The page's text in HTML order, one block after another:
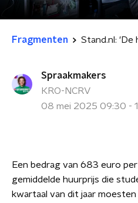
Fragmenten
Spraakmakers
KRO-NCRV
08 mei 2025 09:30 -
Een bedrag van 683 euro
gemiddelde huurprijs die
kwartaal van dit jaar